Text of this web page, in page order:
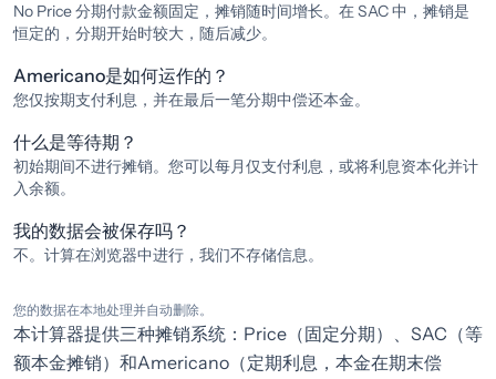
No Price 分期付款金额固定，摊销随时间增长。在 SAC 中，摊销是
恒定的，分期开始时较大，随后减少。
Americano是如何运作的？
您仅按期支付利息，并在最后一笔分期中偿还本金。
什么是等待期？
初始期间不进行摊销。您可以每月仅支付利息，或将利息资本化并计
入余额。
我的数据会被保存吗？
不。计算在浏览器中进行，我们不存储信息。
您的数据在本地处理并自动删除。
本计算器提供三种摊销系统：Price（固定分期）、SAC（等
额本金摊销）和Americano（定期利息，本金在期末偿